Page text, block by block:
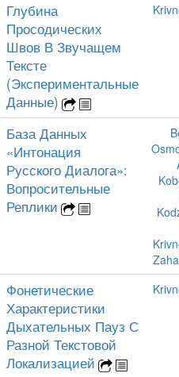
Глубина
Просодических
Швов В Звучащем
Тексте
(Экспериментальные
Данные)
База Данных
«Интонация
Русского Диалога»:
Вопросительные
Реплики
Фонетические
Характеристики
Дыхательных Пауз С
Разной Текстовой
Локализацией